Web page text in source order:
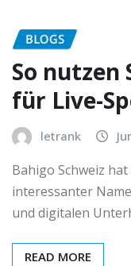
BLOGS
So nutzen
für Live-
letrank
Bahigo Schweiz
interessanter
und digitalen
READ MORE